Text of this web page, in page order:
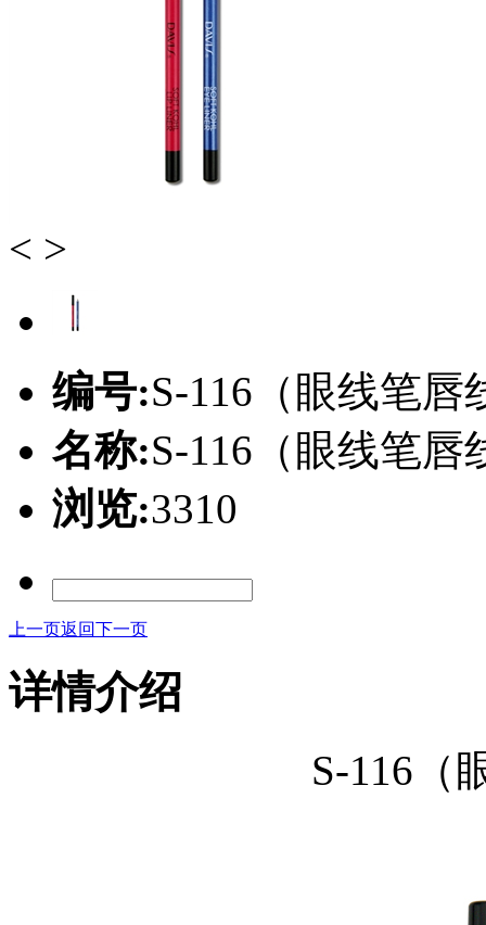
< >
编号:S-116（眼线笔唇
名称:S-116（眼线笔唇
浏览:3310
上一页返回下一页
详情介绍
S-116（